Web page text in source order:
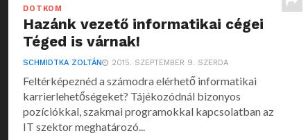
DOTKOM
Hazánk vezető informatikai cégei
Téged is várnak!
SCHMIDTKA ZOLTÁN 2015. SZEPTEMBER 9. SZERDA
Feltérképeznéd a számodra elérhető informatikai
karrierlehetőségeket? Tájékozódnál bizonyos
pozíciókkal, szakmai programokkal kapcsolatban az
IT szektor meghatározó...